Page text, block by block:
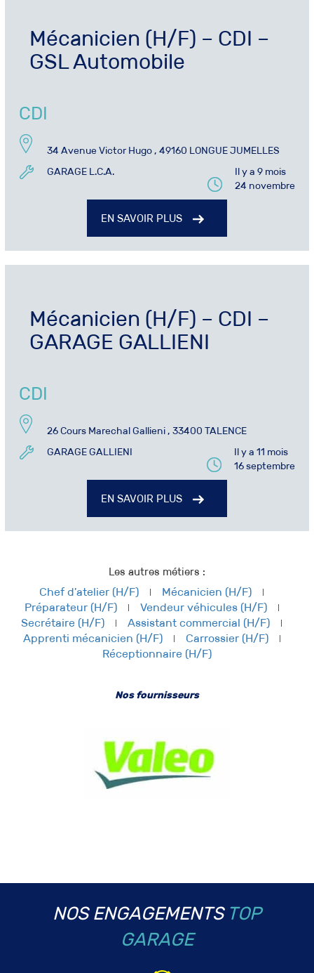
Mécanicien (H/F) – CDI –
GSL Automobile
CDI
34 Avenue Victor Hugo , 49160 LONGUE JUMELLES
GARAGE L.C.A.
Il y a 9 mois
24 novembre
EN SAVOIR PLUS
Mécanicien (H/F) – CDI –
GARAGE GALLIENI
CDI
26 Cours Marechal Gallieni , 33400 TALENCE
GARAGE GALLIENI
Il y a 11 mois
16 septembre
EN SAVOIR PLUS
Les autres métiers :
Chef d'atelier (H/F)
Mécanicien (H/F)
Préparateur (H/F)
Vendeur véhicules (H/F)
Secrétaire (H/F)
Assistant commercial (H/F)
Apprenti mécanicien (H/F)
Carrossier (H/F)
Réceptionnaire (H/F)
Nos fournisseurs
NOS ENGAGEMENTS TOP
GARAGE